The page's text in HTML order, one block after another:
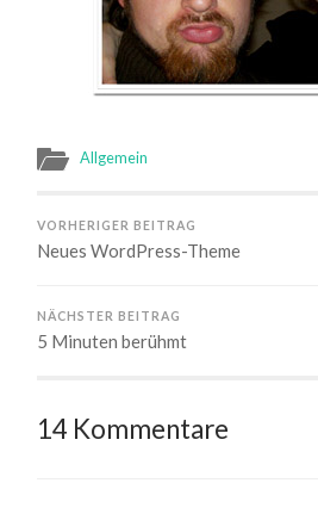
Allgemein
VORHERIGER BEITRAG
Neues WordPress-Theme
NÄCHSTER BEITRAG
5 Minuten berühmt
14 Kommentare